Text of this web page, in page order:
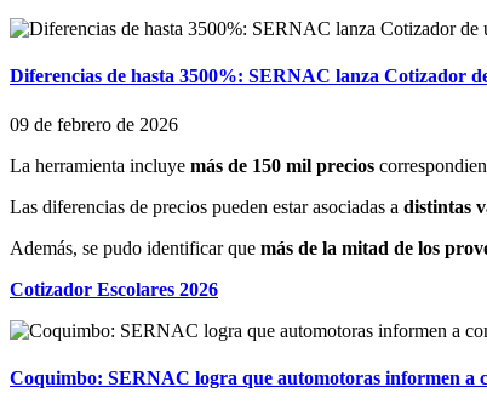
Diferencias de hasta 3500%: SERNAC lanza Cotizador
09 de febrero de 2026
La herramienta incluye más de 150 mil precios
Las diferencias de precios pueden estar asociadas a distintas
Además, se pudo identificar que más de la mitad de los
Cotizador Escolares 2026
Coquimbo: SERNAC logra que automotoras informen a